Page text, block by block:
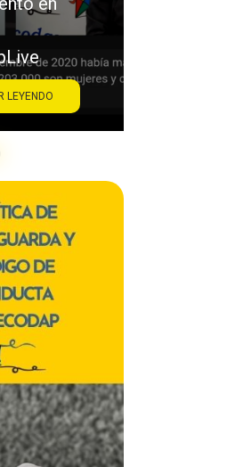
SEGUIR LEYENDO